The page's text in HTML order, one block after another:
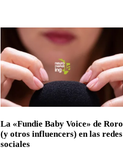
La «Fundie Baby Voice» de Roro
(y otros influencers) en las redes
sociales